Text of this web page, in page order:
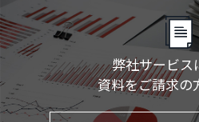
弊社サービス
資料をご請求の